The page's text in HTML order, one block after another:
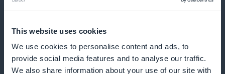
This website uses cookies
We use cookies to personalise content and ads, to
provide social media features and to analyse our traffic.
We also share information about your use of our site with
Detaljerede abonnentstatistikker for